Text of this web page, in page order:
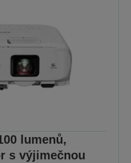
lumenů,
s výjimečnou